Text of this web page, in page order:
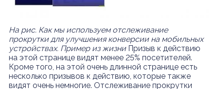
На рис. Как мы используем отслеживание
прокрутки для улучшения конверсии на мобильных
устройствах. Пример из жизниПризыв к действию
на этой странице видят менее 25% посетителей.
Кроме того, на этой очень длинной странице есть
несколько призывов к действию, которые также
видят очень немногие. Отслеживание прокрутки